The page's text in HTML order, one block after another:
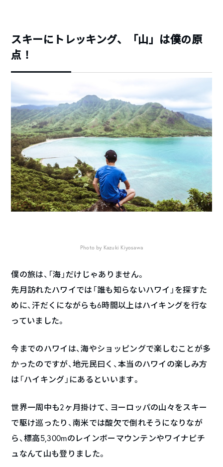
スキーにトレッキング、「山」は僕の原
点！
Photo by Kazuki Kiyosawa
僕の旅は、「海」だけじゃありません。
先月訪れたハワイでは「誰も知らないハワイ」を探すた
めに、汗だくにながらも6時間以上はハイキングを行な
っていました。
今までのハワイは、海やショッピングで楽しむことが多
かったのですが、地元民曰く、本当のハワイの楽しみ方
は「ハイキング」にあるといいます。
世界一周中も2ヶ月掛けて、ヨーロッパの山々をスキー
で駆け巡ったり、南米では酸欠で倒れそうになりなが
ら、標高5,300mのレインボーマウンテンやワイナピチ
ュなんて山も登りました。